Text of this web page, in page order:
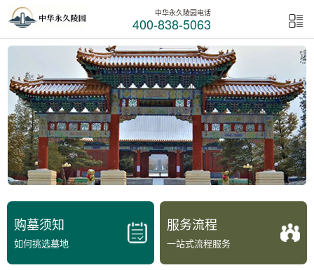
中华永久陵园电话
400-838-5063
购墓须知
如何挑选墓地
服务流程
一站式流程服务